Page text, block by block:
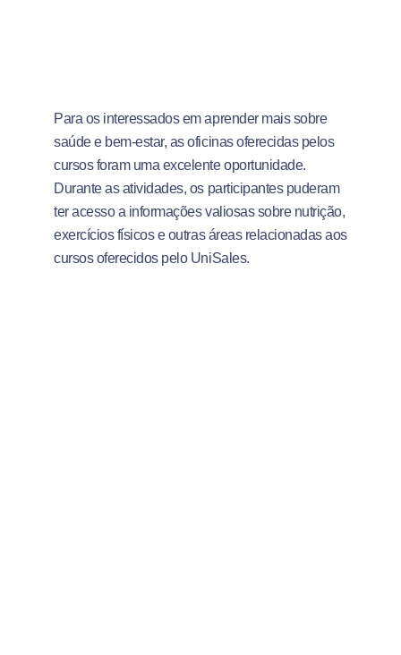
Para os interessados em aprender mais sobre
saúde e bem-estar, as oficinas oferecidas pelos
cursos foram uma excelente oportunidade.
Durante as atividades, os participantes puderam
ter acesso a informações valiosas sobre nutrição,
exercícios físicos e outras áreas relacionadas aos
cursos oferecidos pelo UniSales.